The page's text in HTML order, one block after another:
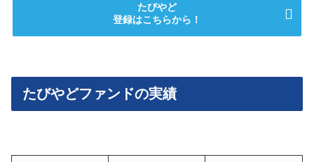
たびやど
登録はこちらから！
たびやどファンドの実績